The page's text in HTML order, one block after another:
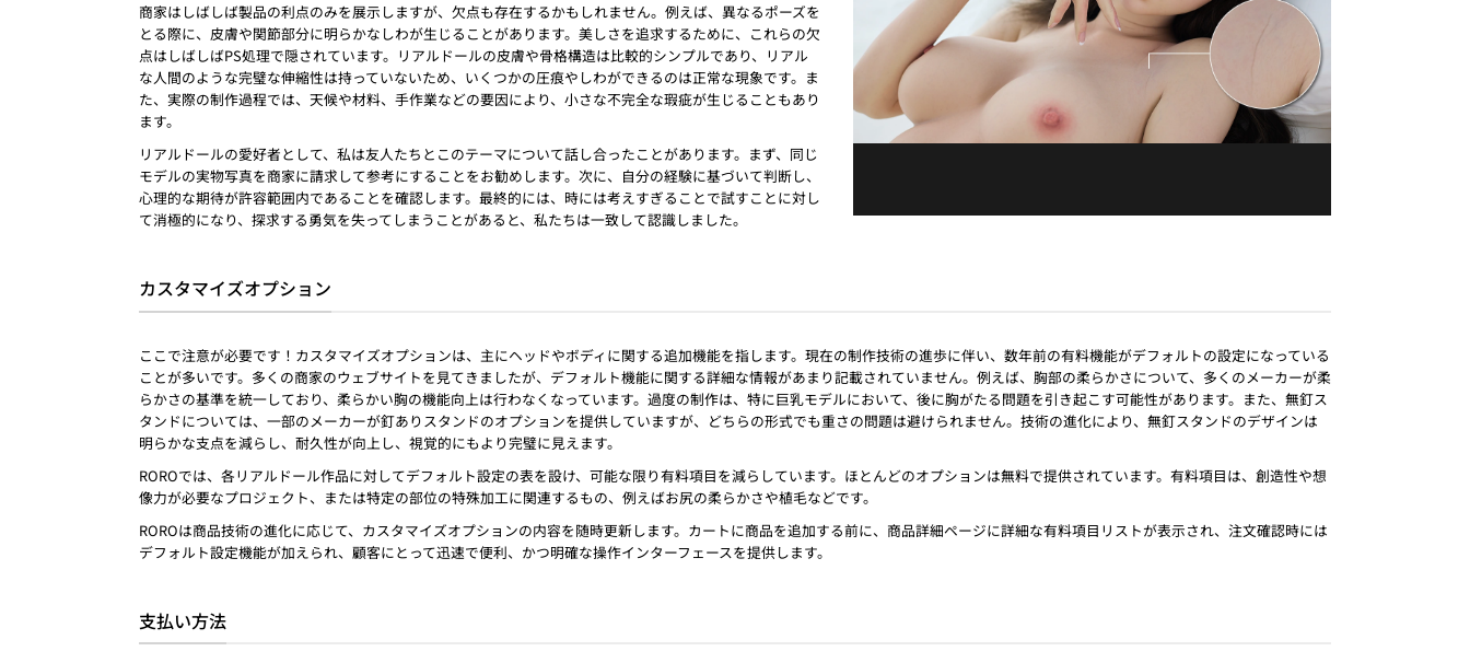
商家はしばしば製品の利点のみを展示しますが、欠点も存在するかもしれません。例えば、異なるポーズを
とる際に、皮膚や関節部分に明らかなしわが生じることがあります。美しさを追求するために、これらの欠
点はしばしばPS処理で隠されています。リアルドールの皮膚や骨格構造は比較的シンプルであり、リアル
な人間のような完璧な伸縮性は持っていないため、いくつかの圧痕やしわができるのは正常な現象です。ま
た、実際の制作過程では、天候や材料、手作業などの要因により、小さな不完全な瑕疵が生じることもあり
ます。
リアルドールの愛好者として、私は友人たちとこのテーマについて話し合ったことがあります。まず、同じ
モデルの実物写真を商家に請求して参考にすることをお勧めします。次に、自分の経験に基づいて判断し、
心理的な期待が許容範囲内であることを確認します。最終的には、時には考えすぎることで試すことに対し
て消極的になり、探求する勇気を失ってしまうことがあると、私たちは一致して認識しました。
カスタマイズオプション
ここで注意が必要です！カスタマイズオプションは、主にヘッドやボディに関する追加機能を指します。現在の制作技術の進歩に伴い、数年前の有料機能がデフォルトの設定になっている
ことが多いです。多くの商家のウェブサイトを見てきましたが、デフォルト機能に関する詳細な情報があまり記載されていません。例えば、胸部の柔らかさについて、多くのメーカーが柔
らかさの基準を統一しており、柔らかい胸の機能向上は行わなくなっています。過度の制作は、特に巨乳モデルにおいて、後に胸がたる問題を引き起こす可能性があります。また、無釘ス
タンドについては、一部のメーカーが釘ありスタンドのオプションを提供していますが、どちらの形式でも重さの問題は避けられません。技術の進化により、無釘スタンドのデザインは
明らかな支点を減らし、耐久性が向上し、視覚的にもより完璧に見えます。
ROROでは、各リアルドール作品に対してデフォルト設定の表を設け、可能な限り有料項目を減らしています。ほとんどのオプションは無料で提供されています。有料項目は、創造性や想
像力が必要なプロジェクト、または特定の部位の特殊加工に関連するもの、例えばお尻の柔らかさや植毛などです。
ROROは商品技術の進化に応じて、カスタマイズオプションの内容を随時更新します。カートに商品を追加する前に、商品詳細ページに詳細な有料項目リストが表示され、注文確認時には
デフォルト設定機能が加えられ、顧客にとって迅速で便利、かつ明確な操作インターフェースを提供します。
支払い方法